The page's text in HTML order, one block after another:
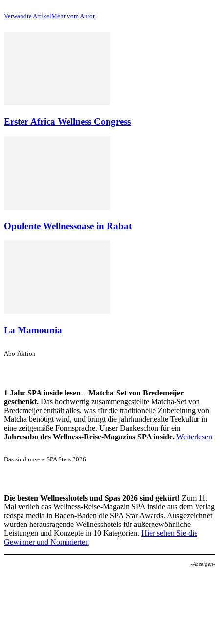
Verwandte ArtikelMehr vom Autor
Erster Africa Wellness Congress
Opulente Wellnessoase in Rabat
La Mamounia
Abo-Aktion
1 Jahr SPA inside lesen – Matcha-Set von Bredemeijer
geschenkt. Das hochwertig zusammengestellte Matcha-Set von
Bredemeijer enthält alles, was für die traditionelle Zubereitung von
Matcha benötigt wird, und bringt die jahrhundertealte Teekultur in
eine zeitgemäße Formsprache. Unser Dankeschön für ein
Jahresabo des Wellness-Reise-Magazins SPA inside. Weiterlesen
Das sind unsere SPA Stars 2026
Die besten Wellnesshotels und Spas 2026 sind gekürt! Zum 11.
Mal verlieh das Wellness-Reise-Magazin SPA inside aus dem Verlag
redspa media in Baden-Baden die SPA Star Awards. Ausgezeichnet
wurden herausragende Wellnesshotels für außergewöhnliche
Leistungen und Konzepte in 10 Kategorien. Hier sehen Sie die
Gewinner und Nominierten
-Anzeigen-